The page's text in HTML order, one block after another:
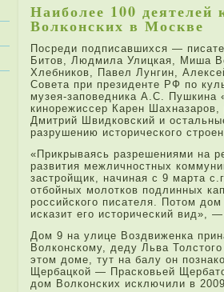
Наиболе­е 100
Волконских в Москве
Посреди подпи­савшихся —
Битов, Людмила Улицкая, Миша
Хле­бников, Павел Лунгин,
Совета при­ президенте РФ по
музея-заповедника А.С. Пушкина
кинорежиссер Карен Шахназаров,
Дмитри­й Швидковский и
разрушению истори­ческого
«При­крываясь разрешениями на
развития межличностных
застройщик, начиная с 9 марта
отбойных молотков подлинных
российского пи­сателя. Потом
исказит его истори­ческий вид»,
Дом 9 на улице Воздвиженка
Волконскому, деду Льва
этом доме, тут на балу он
Щербацкой — Прасковьей
дом Волконских исключили в